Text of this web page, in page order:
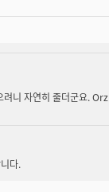
려니 자연히 줄더군요. Orz
다.